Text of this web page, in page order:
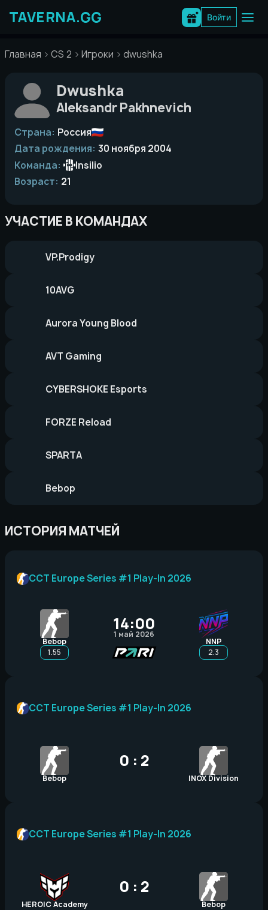
содержимому
Войти
Главная CS 2 Игроки dwushka
Dwushka
Aleksandr Pakhnevich
Страна: Россия
Дата рождения: 30 ноября 2004
Команда:
Insilio
Возраст: 21
УЧАСТИЕ В КОМАНДАХ
VP.Prodigy
10AVG
Aurora Young Blood
AVT Gaming
CYBERSHOKE Esports
FORZE Reload
SPARTA
Bebop
ИСТОРИЯ МАТЧЕЙ
1.55
Bebop
14:00
1 май 2026
NNP
2.3
CCT Europe Series #1 Play-In 2026
Bebop
0 : 2
INOX Division
CCT Europe Series #1 Play-In 2026
HEROIC Academy
0 : 2
Bebop
CCT Europe Series #1 Play-In 2026